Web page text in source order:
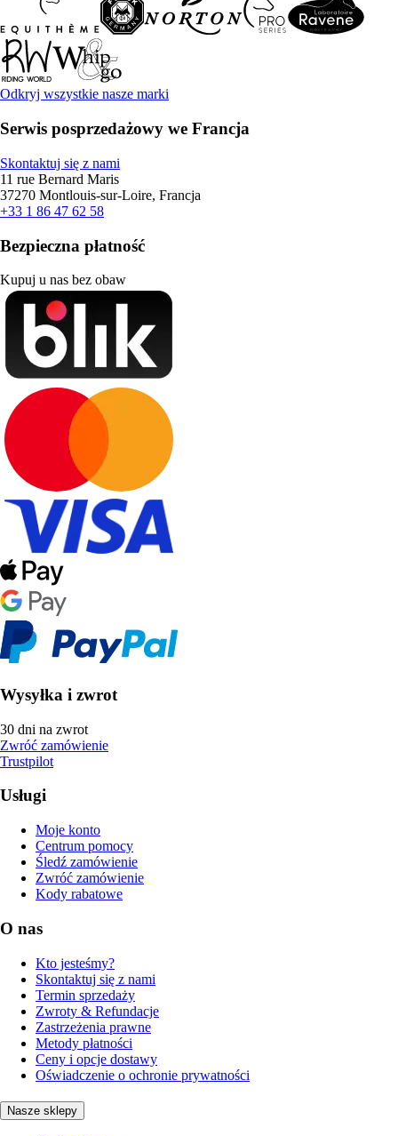
Odkryj wszystkie nasze marki
Serwis posprzedażowy we Francja
Skontaktuj się z nami
11 rue Bernard Maris
37270 Montlouis-sur-Loire, Francja
+33 1 86 47 62 58
Bezpieczna płatność
Kupuj u nas bez obaw
Wysyłka i zwrot
30 dni na zwrot
Zwróć zamówienie
Trustpilot
Usługi
Moje konto
Centrum pomocy
Śledź zamówienie
Zwróć zamówienie
Kody rabatowe
O nas
Kto jesteśmy?
Skontaktuj się z nami
Termin sprzedaży
Zwroty & Refundacje
Zastrzeżenia prawne
Metody płatności
Ceny i opcje dostawy
Oświadczenie o ochronie prywatności
Nasze sklepy